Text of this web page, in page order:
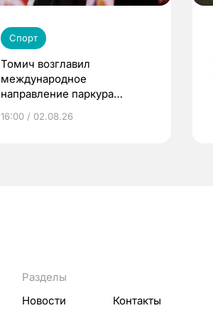
Спорт
Томич возглавил
международное
направление паркура
16:00 / 02.08.26
Разделы
Новости
Контакты